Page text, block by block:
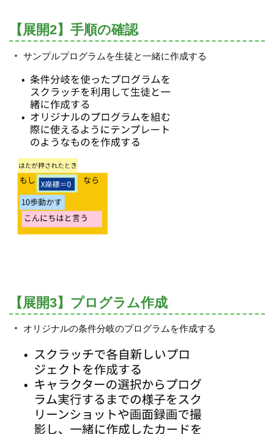
【展開2】手順の確認
サンプルプログラムを生徒と一緒に作成する
【展開3】プログラム作成
オリジナルの条件分岐のプログラムを作成する